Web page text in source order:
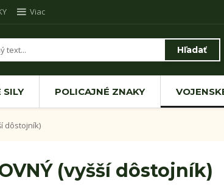
Viac
Hľadať
SILY POLICAJNÉ ZNAKY
dôstojník)
(vyšší dôstojník)